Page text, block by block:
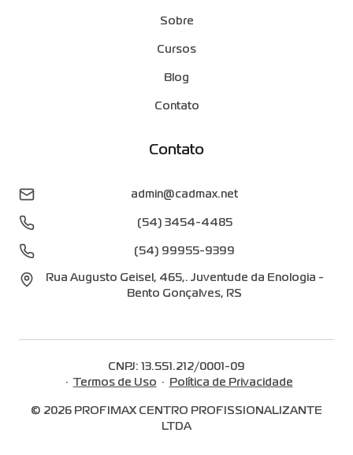
Sobre
Cursos
Blog
Contato
Contato
admin@cadmax.net
(54) 3454-4485
(54) 99955-9399
Rua Augusto Geisel , 465,. Juventude da Enologia -
Bento Gonçalves, RS
CNPJ: 13.551.212/0001-09
· Termos de Uso · Política de Privacidade
© 2026 PROFIMAX CENTRO PROFISSIONALIZANTE
LTDA